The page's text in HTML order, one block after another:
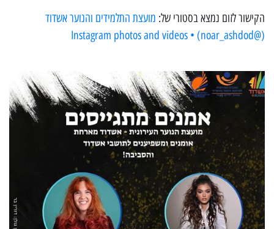
הקישור לזום נמצא בסטורי של: מועצת התלמידים והנוער אשדוד
(@noar_ashdod) • Instagram photos and videos